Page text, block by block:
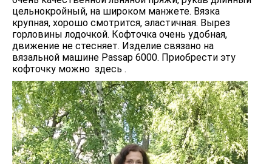
цельнокройный, на широком манжете. Вязка
крупная, хорошо смотрится, эластичная. Вырез
горловины лодочкой. Кофточка очень удобная,
движение не стесняет. Изделие связано на
вязальной машине Passap 6000. Приобрести эту
кофточку можно здесь .